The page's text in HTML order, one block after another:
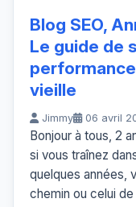
Blog SEO,
Le guide de
vieille
Jimmy 06 avril
Bonjour à tous, 2
si vous traînez
quelques années,
chemin ou celui